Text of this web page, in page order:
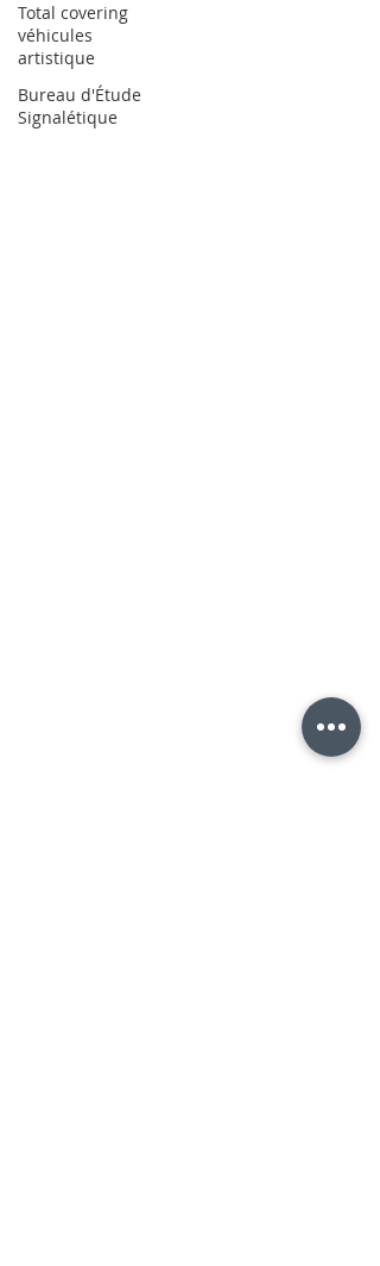
Total covering
véhicules
artistique
Bureau d'Étude
Signalétique